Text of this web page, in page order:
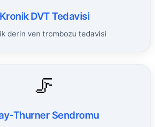
Kronik DVT Tedavisi
derin ven trombozu tedavisi
🦵
Thurner Sendromu